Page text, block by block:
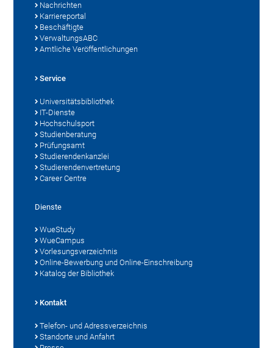
Nachrichten
Karriereportal
Beschäftigte
VerwaltungsABC
Amtliche Veröffentlichungen
Service
Universitätsbibliothek
IT-Dienste
Hochschulsport
Studienberatung
Prüfungsamt
Studierendenkanzlei
Studierendenvertretung
Career Centre
Dienste
WueStudy
WueCampus
Vorlesungsverzeichnis
Online-Bewerbung und Online-Einschreibung
Katalog der Bibliothek
Kontakt
Telefon- und Adressverzeichnis
Standorte und Anfahrt